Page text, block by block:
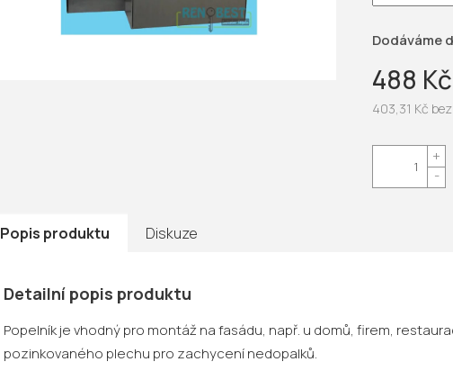
488 Kč
403,31 Kč
cena:
Dodáváme
Popis produktu Diskuze
Detailní popis produktu
Popelník je vhodný pro montáž na fasádu, např. u domů, firem,
pozinkovaného plechu pro zachycení nedopalků.